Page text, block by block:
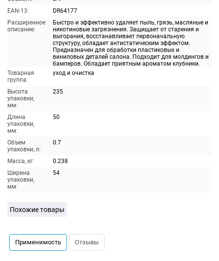
EAN-13:
DR64177
Расширенное
описание:
Быстро и эффективно удаляет пыль, грязь, масляные и
никотиновые загрязнения. Защищает от старения и
выгорания, восстанавливает первоначальную
структуру, обладает антистатическим эффектом.
Предназначен для обработки пластиковых и
виниловых деталей салона. Подходит для молдингов и
бамперов. Обладает приятным ароматом клубники.
Товарная
группа:
уход и очистка
Высота
упаковки,
мм:
235
Длина
упаковки,
мм:
50
Объем
упаковки, л:
0.7
Масса, кг:
0.238
Ширина
упаковки,
мм:
54
Похожие товары
Применимость Отзывы